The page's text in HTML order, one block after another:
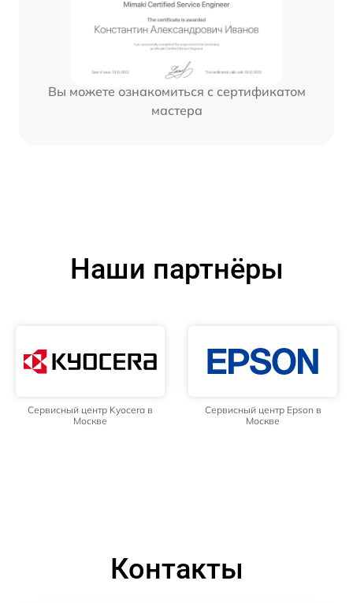
Вы можете ознакомиться с сертификатом
мастера
Наши партнёры
Сервисный центр Kyocera в
Москве
Сервисный центр Epson в
Москве
Контакты